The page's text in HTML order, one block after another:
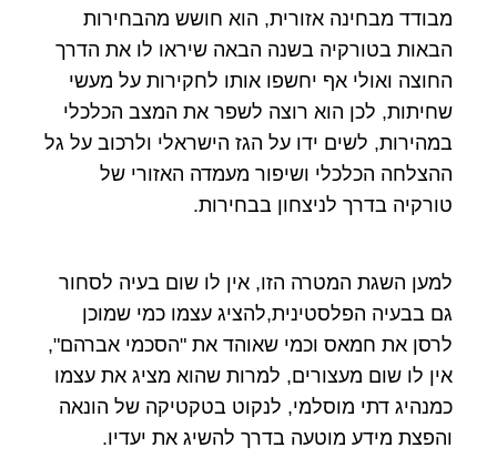
מבודד מבחינה אזורית, הוא חושש מהבחירות
הבאות בטורקיה בשנה הבאה שיראו לו את הדרך
החוצה ואולי אף יחשפו אותו לחקירות על מעשי
שחיתות, לכן הוא רוצה לשפר את המצב הכלכלי
במהירות, לשים ידו על הגז הישראלי ולרכוב על גל
ההצלחה הכלכלי ושיפור מעמדה האזורי של
טורקיה בדרך לניצחון בבחירות.
למען השגת המטרה הזו, אין לו שום בעיה לסחור
גם בבעיה הפלסטינית,להציג עצמו כמי שמוכן
לרסן את חמאס וכמי שאוהד את "הסכמי אברהם",
אין לו שום מעצורים, למרות שהוא מציג את עצמו
כמנהיג דתי מוסלמי, לנקוט בטקטיקה של הונאה
והפצת מידע מוטעה בדרך להשיג את יעדיו.